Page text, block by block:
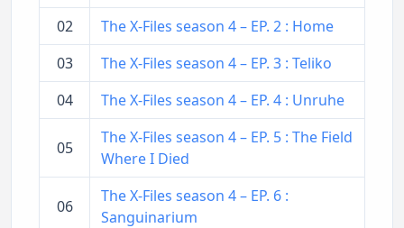
02
The X-Files season 4 – EP. 2 : Home
03
The X-Files season 4 – EP. 3 : Teliko
04
The X-Files season 4 – EP. 4 : Unruhe
05
The X-Files season 4 – EP. 5 : The Field
Where I Died
06
The X-Files season 4 – EP. 6 :
Sanguinarium